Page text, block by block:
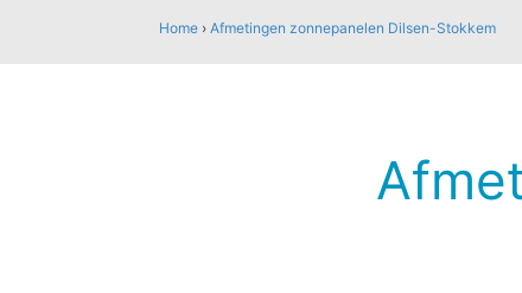
Home ›Afmetingen zonnepanelen Dilsen-Stokkem